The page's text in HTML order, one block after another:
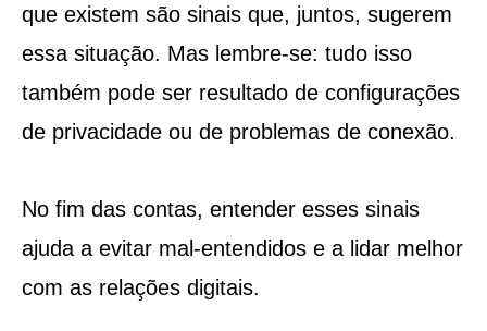
que existem são sinais que, juntos, sugerem
essa situação. Mas lembre-se: tudo isso
também pode ser resultado de configurações
de privacidade ou de problemas de conexão.
No fim das contas, entender esses sinais
ajuda a evitar mal-entendidos e a lidar melhor
com as relações digitais.